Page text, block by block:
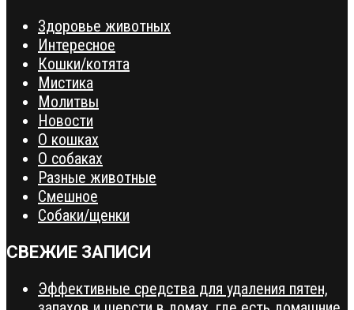
Здоровье животных
Интересное
Кошки/котята
Мистика
Молитвы
Новости
О кошках
О собаках
Разные животные
Смешное
Собаки/щенки
СВЕЖИЕ ЗАПИСИ
Эффективные средства для удаления пятен,